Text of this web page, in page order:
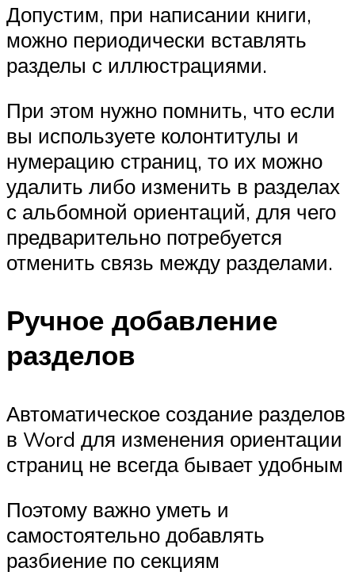
Допустим, при написании книги,
можно периодически вставлять
разделы с иллюстрациями.
При этом нужно помнить, что если
вы используете колонтитулы и
нумерацию страниц, то их можно
удалить либо изменить в разделах
с альбомной ориентаций, для чего
предварительно потребуется
отменить связь между разделами.
Ручное добавление
разделов
Автоматическое создание разделов
в Word для изменения ориентации
страниц не всегда бывает удобным
Поэтому важно уметь и
самостоятельно добавлять
разбиение по секциям